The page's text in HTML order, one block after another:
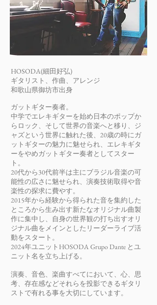
HOSODA(細⽥好弘)
ギタリスト、作曲、アレンジ
和歌⼭県御坊市出⾝
ガットギター奏者。
中学でエレキギターを始め日本のポップか
らロック、そして世界の音楽へと移り、ジ
ャズという世界に触れた後、20歳の時にガ
ットギターの魅力に魅せられ、エレキギタ
ーをやめガットギター奏者としてスター
ト。
20代から30代前半は主にブラジル音楽の可
能性の広さに魅せられ、演奏技術取得や音
楽性の探求に費やす。
2015年から経験から得られた音を集約した
ところから生み出す新たなオリジナル曲製
作に集中し、自身の世界観の打ち出すオリ
ジナル曲をメインとしたリーダーライブ活
動をスタート。
2024年ユニットHOSODA Grupo Dante とユ
ニット名を立ち上げる。
演奏、音色、楽曲すべてにおいて、心、思
考、存在感などそれらを投影できるギタリ
ストで有れる事を大切にしています。